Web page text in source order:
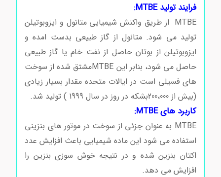
فرایند تولید MTBE:
MTBE از طریق واکنش شیمیایی متانول و ایزوبوتیلن
تولید می شود. متانول از گاز طبیعی بدست امده و
ایزوبوتیلن از بوتان حاصل از نفت خام یا گاز طبیعی
حاصل می شود، بنابر این MTBEمشتق شده از سوخت
های فسیلی است در ایالات متحده مقدار بسیار زیادی
(بیش از 200،000بشکه در روز در سال 1999 ) تولید شد.
کاربرد های MTBE:
MTBE به عنوان جزئی از سوخت در موتور های بنزینی
استفاده می شود این ماده شیمیایی باعث افزایش عدد
اکتان بنزین شده و در نتیجه خوش سوزی بنزین را
افزایش می دهد.خرید متیل ترشیو بوتیل اتر